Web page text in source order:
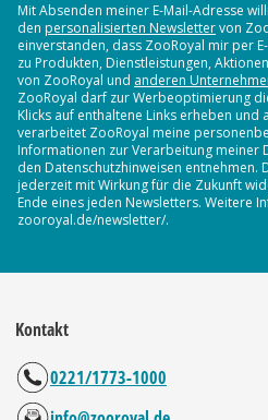
Mit Absenden meiner E-Mail-Adresse
den personalisierten Newslettervon
einverstanden, dass ZooRoyal mir per
zu Produkten, Dienstleistungen,
von ZooRoyal und anderen
ZooRoyal darf zur Werbeoptimierung
Klicks auf enthaltene Links erheben und
verarbeitet ZooRoyal meine
Informationen zur Verarbeitung meiner
den Datenschutzhinweisen entnehmen.
jederzeit mit Wirkung für die Zukunft
Ende eines jeden Newsletters. Weitere
zooroyal.de/newsletter/.
Kontakt
0221/1773-1000